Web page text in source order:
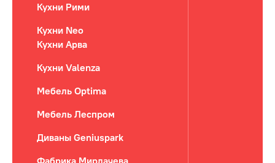
Кухни Рими
Кухни Neo
Кухни Арва
Кухни Valenza
Мебель Optima
Мебель Леспром
Диваны Geniuspark
Фабрика Мирлачева